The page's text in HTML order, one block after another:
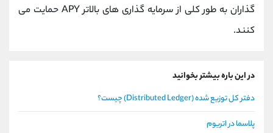
گذاران به طور کلی از سرمایه گذاری های بالاتر APY حمایت می
کنند.
در این باره بیشتر بخوانید
دفتر کل توزیع شده (Distributed Ledger) چیست؟
پلاسما در اتریوم